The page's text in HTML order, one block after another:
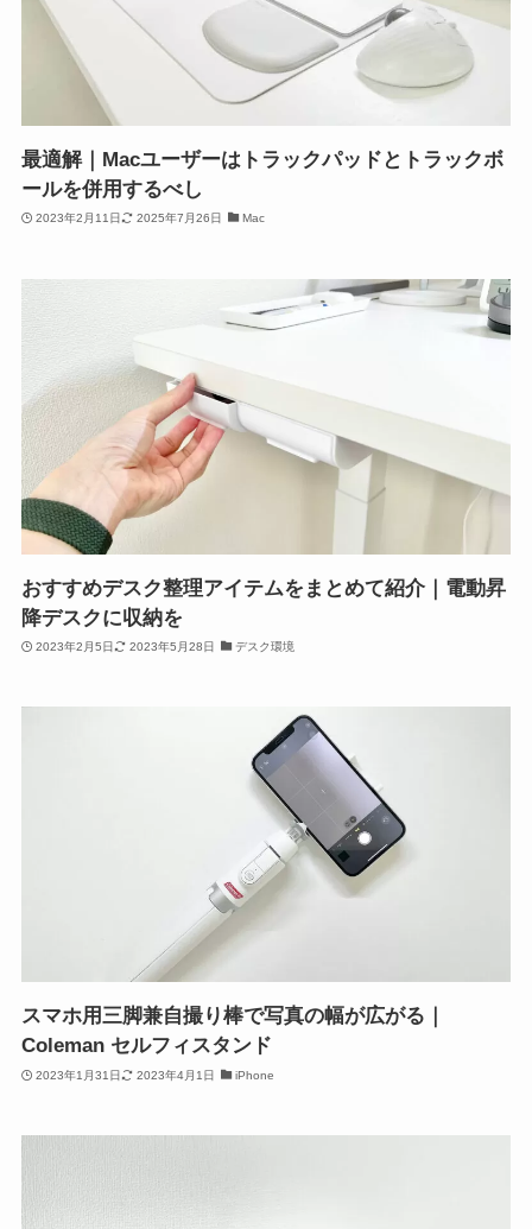
最適解｜Macユーザーはトラックパッドとトラックボ
ールを併用するべし
2023年2月11日 2025年7月26日 Mac
おすすめデスク整理アイテムをまとめて紹介｜電動昇
降デスクに収納を
2023年2月5日 2023年5月28日 デスク環境
スマホ用三脚兼自撮り棒で写真の幅が広がる｜
Coleman セルフィスタンド
2023年1月31日 2023年4月1日 iPhone